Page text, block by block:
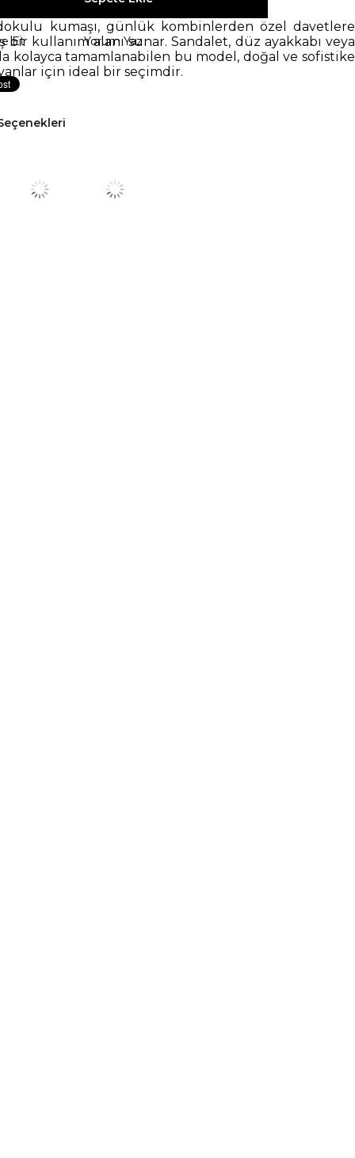
kumaşı, günlük kombinlerden özel davetlere
bir kullanım alanı sunar. Sandalet, düz ayakkabı veya
kolayca tamamlanabilen bu model, doğal ve sofistike
için ideal bir seçimdir.
Et Yorum Yaz